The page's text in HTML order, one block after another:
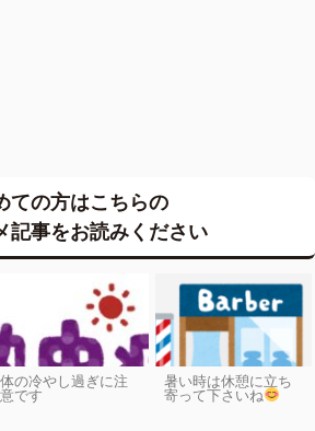
ての方はこちらの
記事をお読みください
体の冷やし過ぎに注
意です
暑い時は休憩に立ち
寄って下さいね